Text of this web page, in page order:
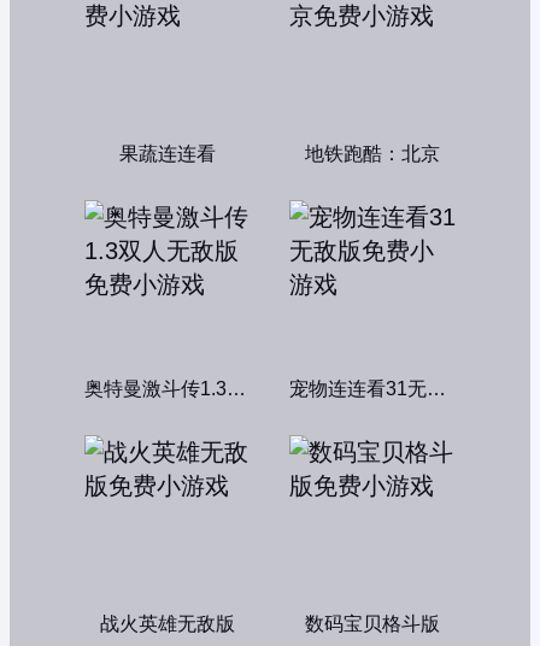
果蔬连连看 地铁跑酷：北京
奥特曼激斗传1.3双人无敌版 宠物连连看31无敌版
战火英雄无敌版 数码宝贝格斗版